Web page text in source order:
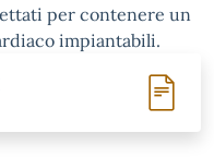
per contenere un
impiantabili.